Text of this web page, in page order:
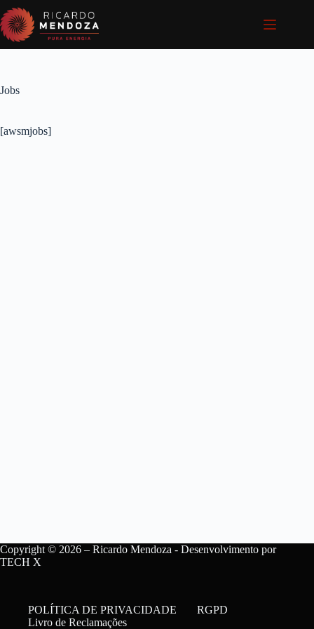
Pular
para
o
conteúdo
Jobs
[awsmjobs]
Copyright © 2026 – Ricardo Mendoza - Desenvolvimento por
TECH X
POLÍTICA DE PRIVACIDADE
RGPD
Livro de Reclamações